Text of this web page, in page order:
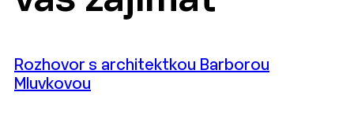
Rozhovor s architektkou Barborou
Mluvkovou